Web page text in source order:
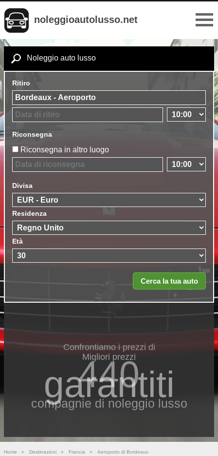
noleggioautolusso.net
Noleggio auto lusso
Ritiro
Riconsegna
Riconsegna in altro luogo
Divisa
Residenza
Età
Confrontiamo i prezzi di
440
compagnie di noleggio lusso
Migliori prezzi
garantiti
Home » Destinazioni » Francia » Aeroporto di Bordeaux